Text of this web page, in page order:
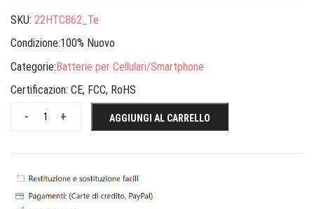
SKU: 22HTC862_Te
Condizione:100% Nuovo
Categorie:Batterie per Cellulari/Smartphone
Certificazion: CE, FCC, RoHS
+
- AGGIUNGI AL CARRELLO